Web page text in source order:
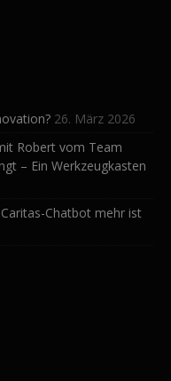
26. März 2026
Robert vom Team
– Ein Werkzeugkasten
Chatbot mehr ist